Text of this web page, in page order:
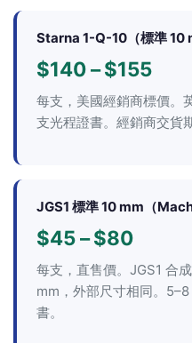
Starna 1-Q-10（標準 10
$140 – $155
每支，美國經銷商標價。
支光程證書。經銷商交貨
JGS1 標準 10 mm（
$45 – $80
每支，直售價。JGS1 合
mm，外部尺寸相同。
書。